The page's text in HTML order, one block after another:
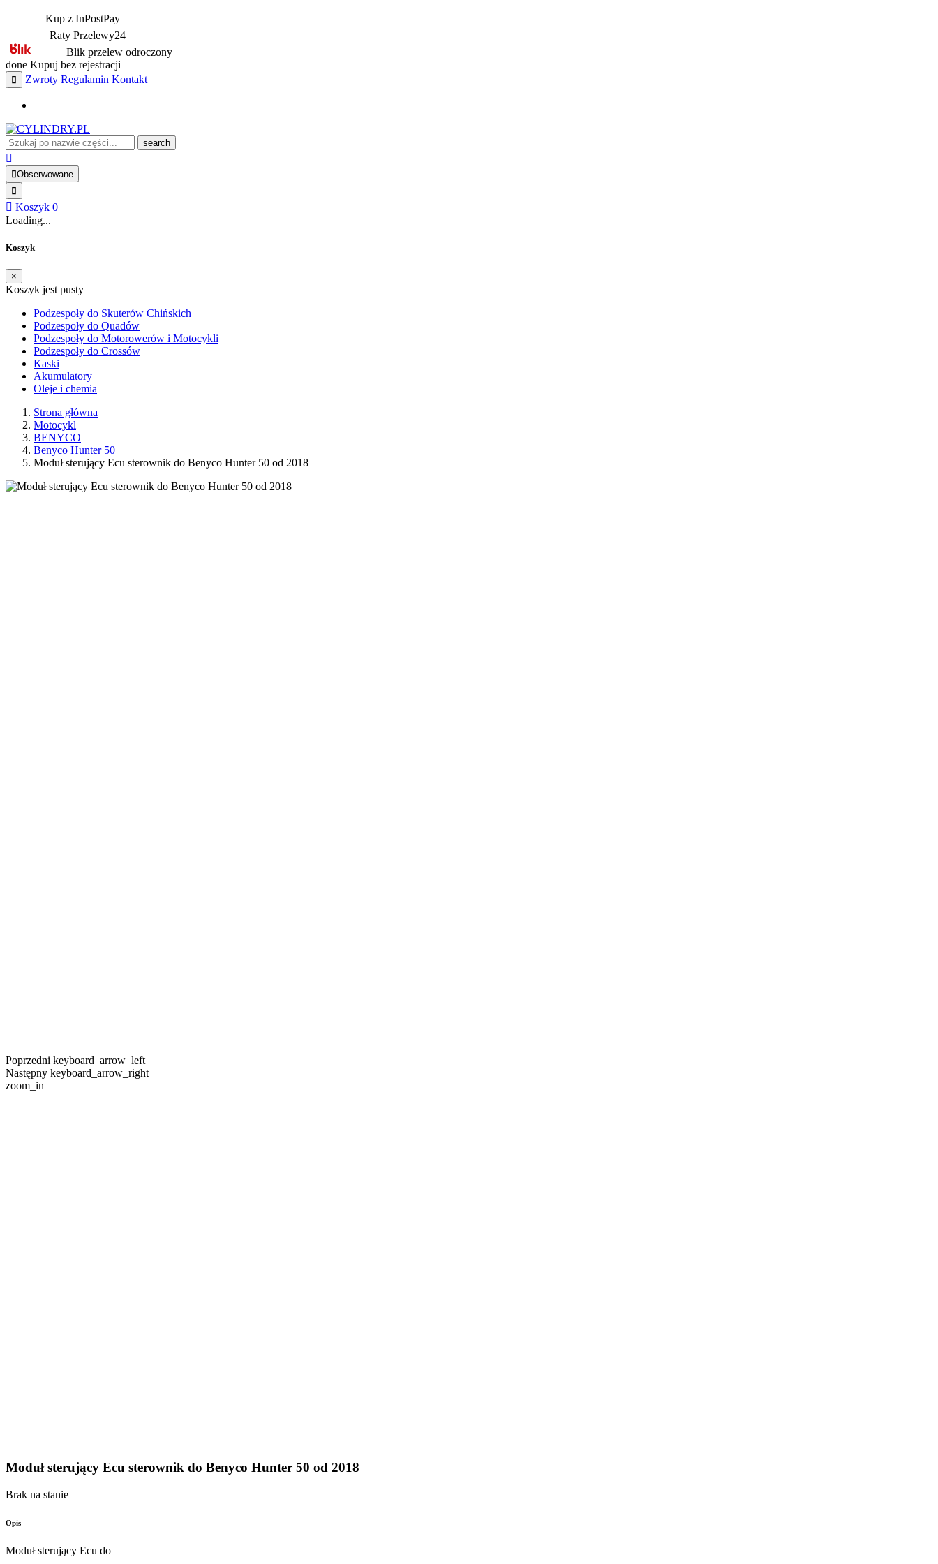
Kup z InPostPay
Raty Przelewy24
Blik przelew odroczony
done Kupuj bez rejestracji
Zwroty Regulamin Kontakt
search
Obserwowane
Koszyk 0
Loading...
Koszyk
×
Koszyk jest pusty
Podzespoły do Skuterów Chińskich
Podzespoły do Quadów
Podzespoły do Motorowerów i Motocykli
Podzespoły do Crossów
Kaski
Akumulatory
Oleje i chemia
Strona główna
Motocykl
BENYCO
Benyco Hunter 50
Moduł sterujący Ecu sterownik do Benyco Hunter 50 od 2018
Poprzedni keyboard_arrow_left
Następny keyboard_arrow_right
zoom_in
Moduł sterujący Ecu sterownik do Benyco Hunter 50 od 2018
Brak na stanie
Opis
Moduł sterujący Ecu do